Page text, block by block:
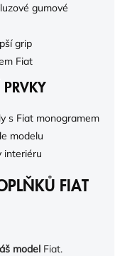
gumové
grip
Fiat
s Fiat monogramem
modelu
interiéru
FIAT
model Fiat.